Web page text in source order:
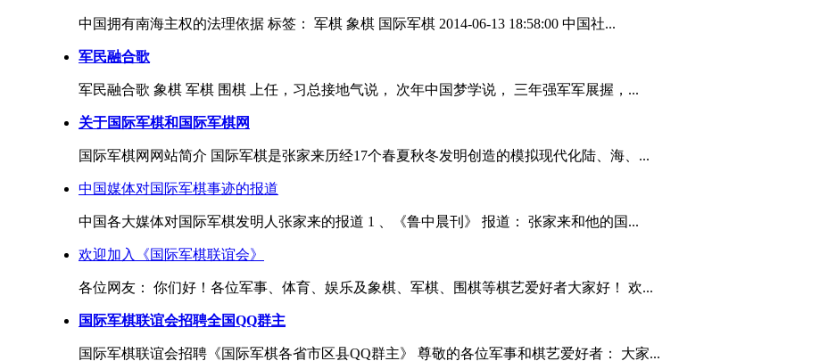
中国拥有南海主权的法理依据 标签： 军棋 象棋 国际军棋 2014-06-13 18:58:00 中国社...
军民融合歌
军民融合歌 象棋 军棋 围棋 上任，习总接地气说， 次年中国梦学说， 三年强军军展握，...
关于国际军棋和国际军棋网
国际军棋网网站简介 国际军棋是张家来历经17个春夏秋冬发明创造的模拟现代化陆、海、...
中国媒体对国际军棋事迹的报道
中国各大媒体对国际军棋发明人张家来的报道 1 、《鲁中晨刊》 报道： 张家来和他的国...
欢迎加入《国际军棋联谊会》
各位网友： 你们好！各位军事、体育、娱乐及象棋、军棋、围棋等棋艺爱好者大家好！ 欢...
国际军棋联谊会招聘全国QQ群主
国际军棋联谊会招聘《国际军棋各省市区县QQ群主》 尊敬的各位军事和棋艺爱好者： 大家...